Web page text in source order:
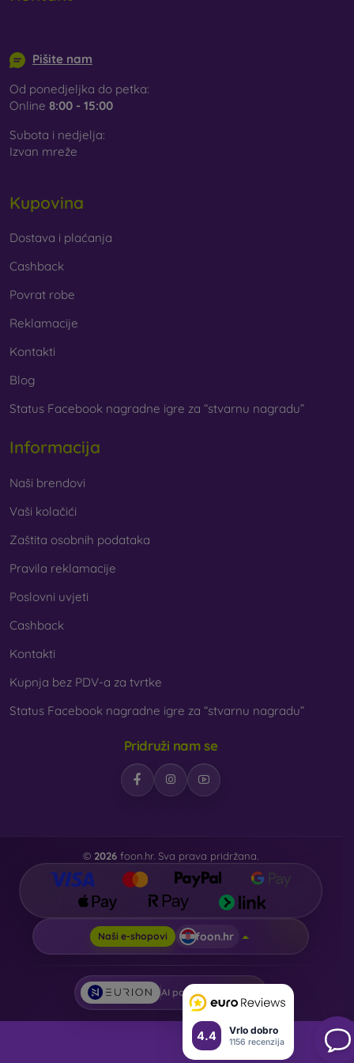
4.4 Vrlo dobro
1156 recenzija
Pišite nam
Od ponedjeljka do petka:
Online 8:00 - 15:00
Subota i nedjelja:
Izvan mreže
Kupovina
Dostava i plaćanja
Cashback
Povrat robe
Reklamacije
Kontakti
Blog
Status Facebook nagradne igre za “stvarnu nagradu”
Informacija
Naši brendovi
Vaši kolačići
Zaštita osobnih podataka
Pravila reklamacije
Poslovni uvjeti
Cashback
Kontakti
Kupnja bez PDV-a za tvrtke
Status Facebook nagradne igre za “stvarnu nagradu”
Pridruži nam se
© 2026 foon.hr. Sva prava pridržana.
Naši e-shopovi foon.hr
AI powered by